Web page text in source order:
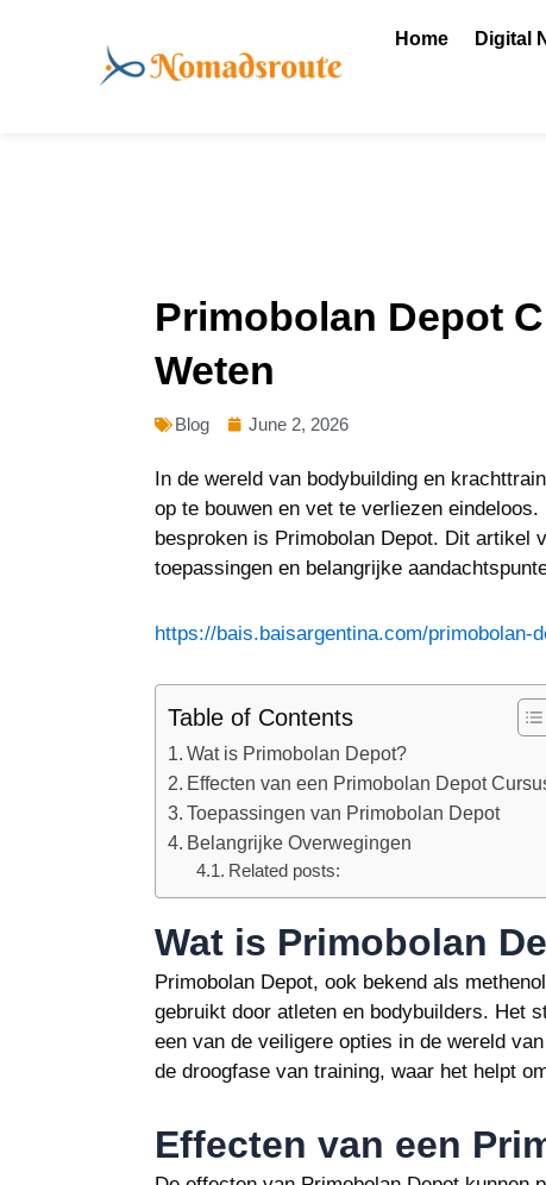
Home Digital
Primobolan Depot
Weten
Blog June 2, 2026
In de wereld van bodybuilding en
op te bouwen en vet te verliezen
besproken is Primobolan Depot. Dit artikel
toepassingen en belangrijke
https://bais.baisargentina.com/primobolan-
Table of Contents
Wat is Primobolan Depot?
Effecten van een Primobolan Depot
Toepassingen van Primobolan Depot
Belangrijke Overwegingen
Related posts:
Wat is Primobolan
Primobolan Depot, ook bekend als
gebruikt door atleten en bodybuilders. Het
een van de veiligere opties in de wereld
de droogfase van training, waar het helpt
Effecten van een